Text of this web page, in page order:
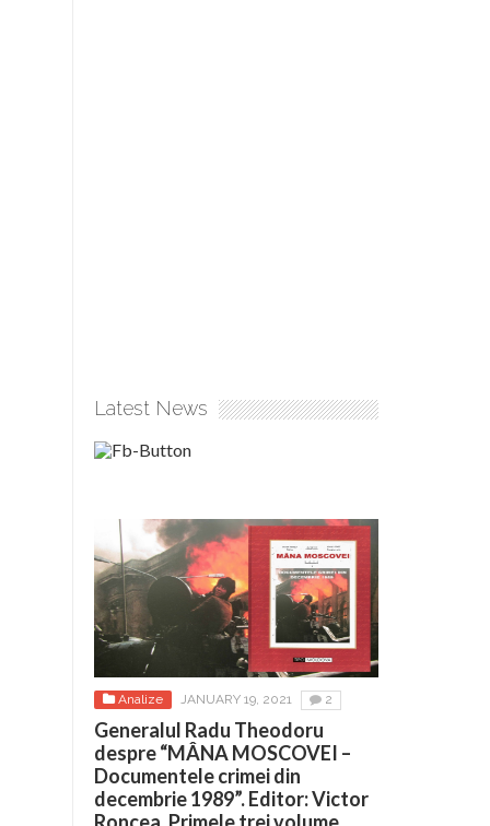
Latest News
Analize JANUARY 19, 2021 2
Generalul Radu Theodoru
despre “MÂNA MOSCOVEI –
Documentele crimei din
decembrie 1989”. Editor: Victor